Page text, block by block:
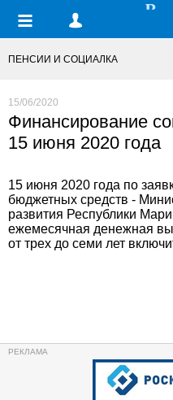
ПЕНСИИ И СОЦИАЛКА
15/06/2020
Финансирование
15 июня 2020 года
15 июня 2020 года по
бюджетных средств -
развития Республики
ежемесячная денежная
от трех до семи лет